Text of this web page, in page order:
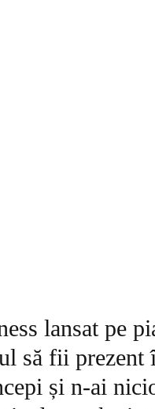
lansat pe
să fii prezent
și n-ai